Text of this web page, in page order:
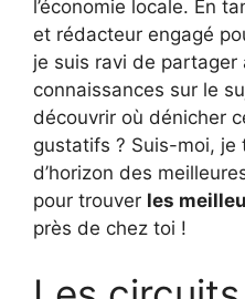
l’économie locale. En
et rédacteur engagé
je suis ravi de partager
connaissances sur le
découvrir où dénicher
gustatifs ? Suis-moi, je
d’horizon des
pour trouver les
près de chez toi !